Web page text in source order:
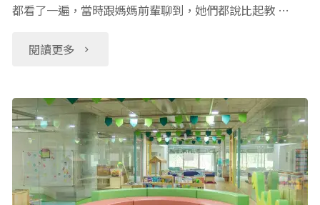
幼
兒
最
需
要
都看了一遍，當時跟媽媽前輩聊到，她們都說比起教 …
閱讀更多
"比
力
發
展